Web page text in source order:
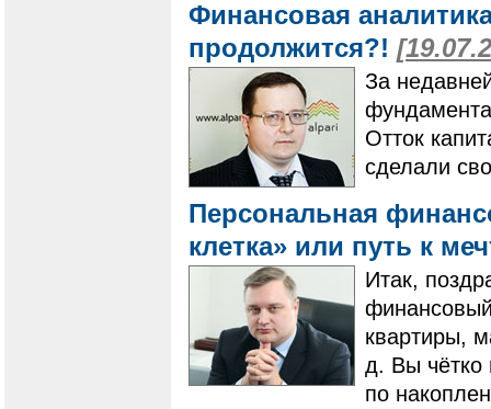
Финансовая
продолжится?!
За
Отток
сделали
Персональная
клетка» или путь к
Итак,
финансовый
квартиры,
д. Вы чётко
по